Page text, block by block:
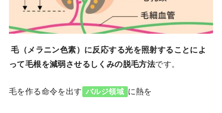
毛（メラニン色素）に反応する光を照射することによ
って毛根を減弱させるしくみの脱毛方法です。
毛を作る命令を出す バルジ領域 に熱を